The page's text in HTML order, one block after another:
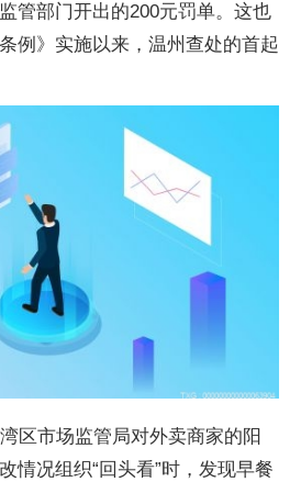
管部门开出的200元罚单。这也
例》实施以来，温州查处的首起
区市场监管局对外卖商家的阳
情况组织“回头看”时，发现早餐